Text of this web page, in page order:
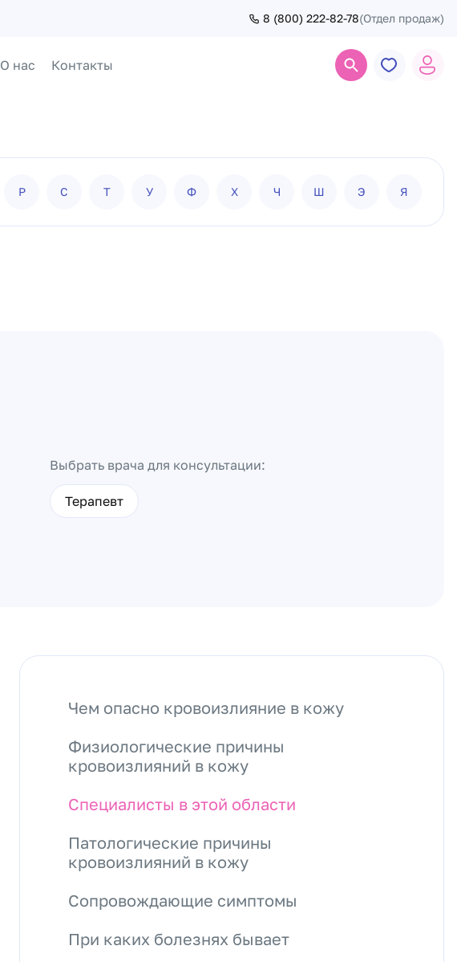
8 (800) 222-82-78(Отдел продаж)
О нас Контакты
Р С Т У Ф Х Ч Ш Э Я
Выбрать врача для консультации:
Терапевт
Чем опасно кровоизлияние в кожу
Физиологические причины
кровоизлияний в кожу
Специалисты в этой области
Патологические причины
кровоизлияний в кожу
Сопровождающие симптомы
При каких болезнях бывает